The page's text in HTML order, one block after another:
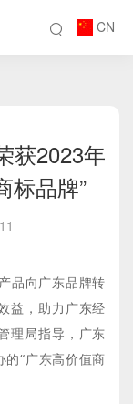
CN
获2023年
标品牌”
向广东品牌转
益，助力广东经
理局指导，广东
“广东高价值商